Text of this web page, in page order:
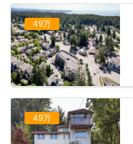
49万
49万